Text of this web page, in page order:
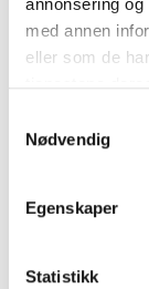
med annen
eller som de
Nødvendig
Egenskaper
Statistikk
Blindlokk
FDV